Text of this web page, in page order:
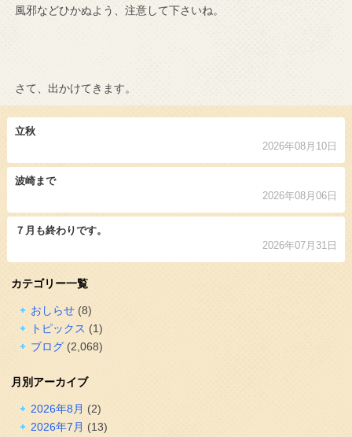
風邪などひかぬよう、注意して下さいね。
さて、出かけてきます。
立秋
2026年08月10日
波崎まで
2026年08月06日
７月も終わりです。
2026年07月31日
カテゴリー一覧
おしらせ(8)
トピックス (1)
ブログ(2,068)
月別アーカイブ
2026年8月 (2)
2026年7月 (13)